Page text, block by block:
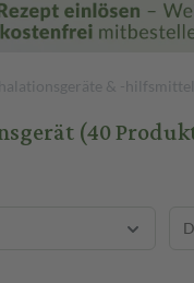
& -hilfsmittel
(40